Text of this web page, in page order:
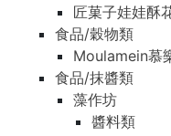
匠菓子娃娃酥
食品/穀物類
Moulamein慕
食品/抹醬類
藻作坊
醬料類